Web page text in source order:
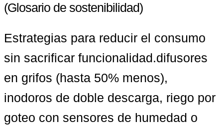
(Glosario de sostenibilidad)
Estrategias para reducir el consumo
sin sacrificar funcionalidad.difusores
en grifos (hasta 50% menos),
inodoros de doble descarga, riego por
goteo con sensores de humedad o